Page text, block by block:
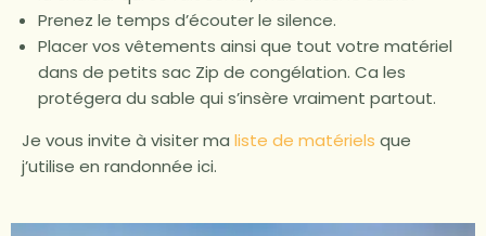
Prenez le temps d’écouter le silence.
Placer vos vêtements ainsi que tout votre matériel
dans de petits sac Zip de congélation. Ca les
protégera du sable qui s’insère vraiment partout.
Je vous invite à visiter ma liste de matériels que
j’utilise en randonnée ici.